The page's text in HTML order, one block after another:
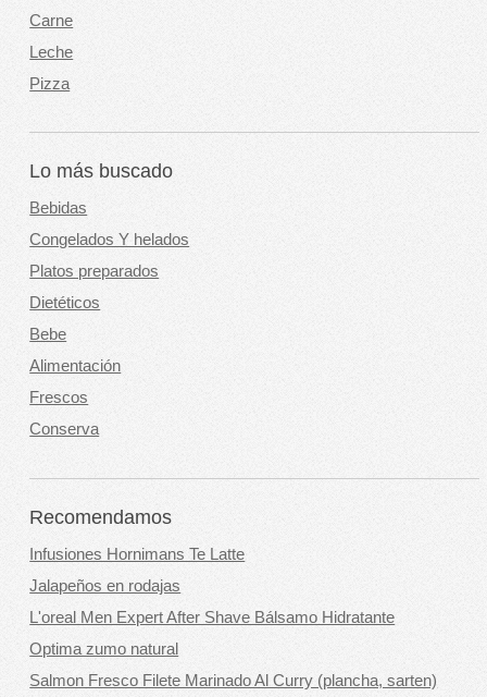
Carne
Leche
Pizza
Lo más buscado
Bebidas
Congelados Y helados
Platos preparados
Dietéticos
Bebe
Alimentación
Frescos
Conserva
Recomendamos
Infusiones Hornimans Te Latte
Jalapeños en rodajas
L'oreal Men Expert After Shave Bálsamo Hidratante
Optima zumo natural
Salmon Fresco Filete Marinado Al Curry (plancha, sarten)